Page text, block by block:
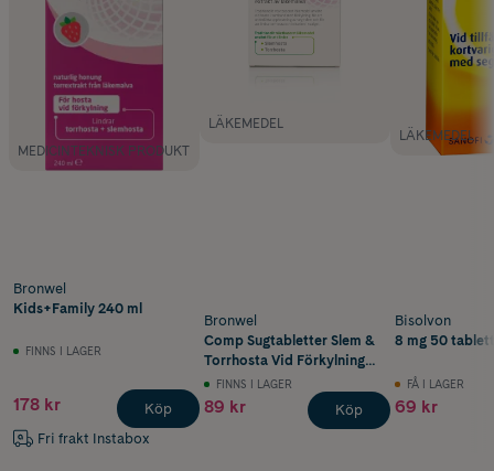
MEDICINTEKNISK PRODUKT
Bronwel
Kids+Family 240 ml
FINNS I LAGER
178 kr
Fri frakt Instabox
Köp
LÄKEMEDEL
Bronwel
Comp Sugtabletter Slem &
Torrhosta Vid Förkylning
20 st
FINNS I LAGER
89 kr Köp
LÄKEMEDEL
Bisolvon
8 mg 50
FÅ I LAGER
69 kr